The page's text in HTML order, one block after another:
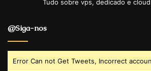
Tudo sobre vps, dedicado e
@Siga-nos
Error Can not Get Tweets, Incorrect